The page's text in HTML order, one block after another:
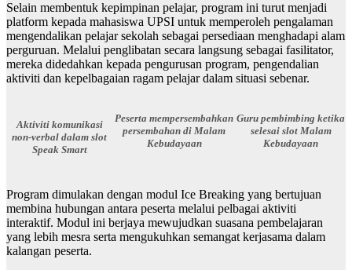
Selain membentuk kepimpinan pelajar, program ini turut menjadi
platform kepada mahasiswa UPSI untuk memperoleh pengalaman
mengendalikan pelajar sekolah sebagai persediaan menghadapi alam
perguruan. Melalui penglibatan secara langsung sebagai fasilitator,
mereka didedahkan kepada pengurusan program, pengendalian
aktiviti dan kepelbagaian ragam pelajar dalam situasi sebenar.
Aktiviti komunikasi
non-verbal dalam slot
Speak Smart
Peserta mempersembahkan
persembahan di Malam
Kebudayaan
Guru pembimbing ketika
selesai slot Malam
Kebudayaan
Program dimulakan dengan modul Ice Breaking yang bertujuan
membina hubungan antara peserta melalui pelbagai aktiviti
interaktif. Modul ini berjaya mewujudkan suasana pembelajaran
yang lebih mesra serta mengukuhkan semangat kerjasama dalam
kalangan peserta.